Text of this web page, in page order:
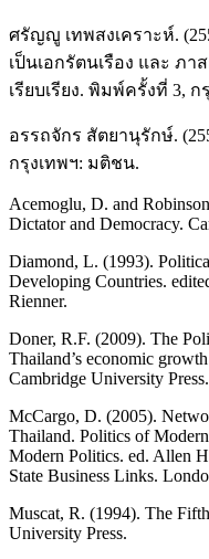
ศรัญญู เทพสงเคราะห์.
เป็นเอกรัตนเรือง และ ภ
เรียบเรียง. พิมพ์ครั้งที่ 3,
อรรถจักร สัตยานุรักษ์.
กรุงเทพฯ: มติชน.
Acemoglu, D. and
Dictator and Democracy.
Diamond, L. (1993).
Developing Countries.
Rienner.
Doner, R.F. (2009). The
Thailand’s economic
Cambridge University Press.
McCargo, D. (2005).
Thailand. Politics of
Modern Politics. ed. Allen
State Business Links.
Muscat, R. (1994). The
University Press.